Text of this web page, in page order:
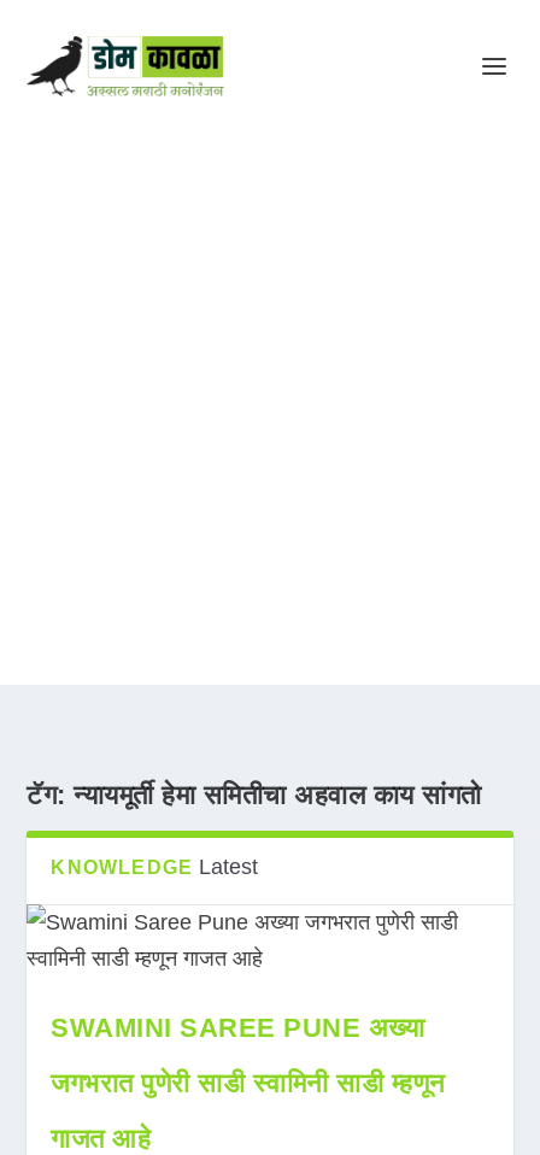
टॅग:न्यायमूर्ती हेमा समितीचा अहवाल काय सांगतो
KNOWLEDGE Latest
SWAMINI SAREE PUNE अख्या
जगभरात पुणेरी साडी स्वामिनी साडी म्हणून
गाजत आहे